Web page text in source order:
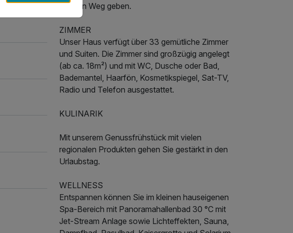
auf den Weg geben.
ZIMMER
Unser Haus verfügt über 33 gemütliche Zimmer
und Suiten. Die Zimmer sind großzügig angelegt
(ab ca. 18m²) und mit WC, Dusche oder Bad,
Bademantel, Haarfön, Kosmetikspiegel, Sat-TV,
Radio und Telefon ausgestattet.
KULINARIK
Mit unserem Genussfrühstück mit vielen
regionalen Produkten gehen Sie gestärkt in den
Urlaubstag.
WELLNESS
Entspannen können Sie im kleinen hauseigenen
Spa-Bereich mit Panoramahallenbad 30 °C mit
Jet-Stream Anlage sowie Lichteffekten, Sauna,